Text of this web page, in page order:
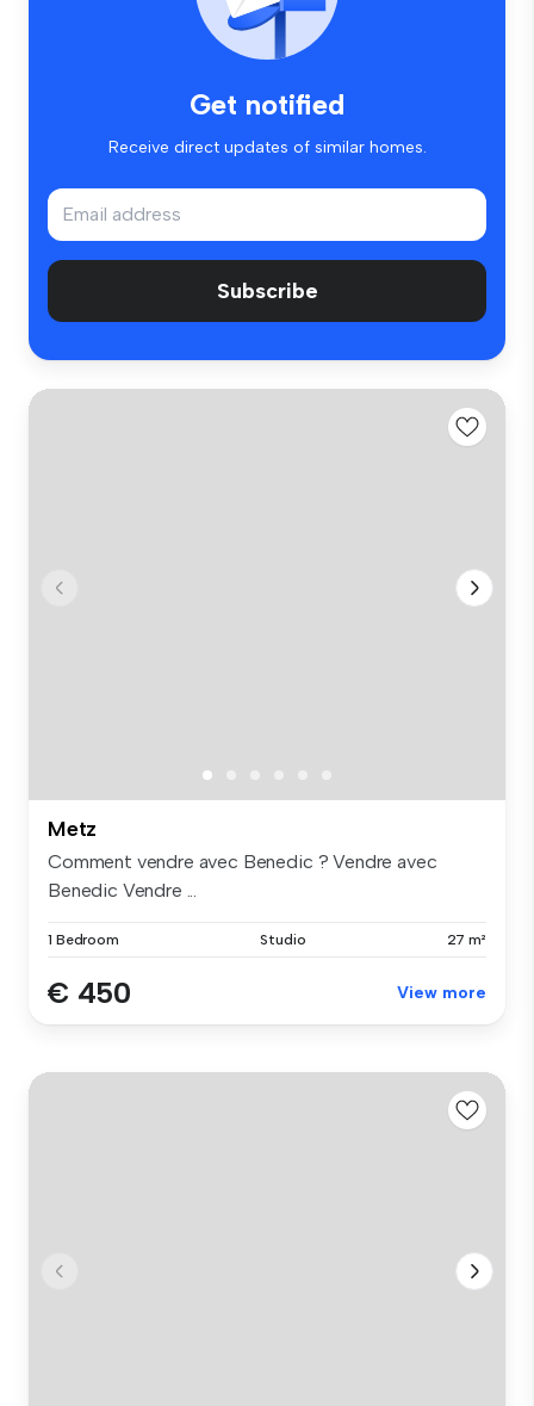
Get notified
Receive direct updates of similar homes.
Subscribe
Metz
Comment vendre avec Benedic ? Vendre avec
Benedic Vendre ...
1 Bedroom Studio 27 m²
€ 450 View more